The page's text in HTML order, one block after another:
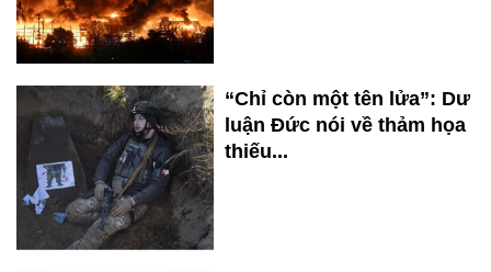
“Chỉ còn một tên lửa”: Dư
luận Đức nói về thảm họa
thiếu...